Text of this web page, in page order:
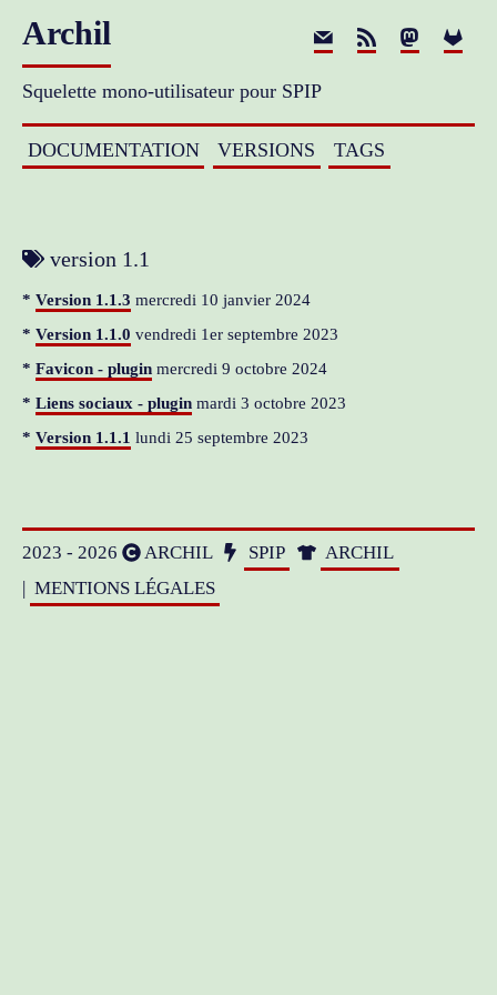
Archil E-mailRSS
Squelette mono-utilisateur pour SPIP
DOCUMENTATION VERSIONS TAGS
version 1.1
Version 1.1.3 mercredi 10 janvier 2024
Version 1.1.0 vendredi 1er septembre 2023
Favicon - plugin mercredi 9 octobre 2024
Liens sociaux - plugin mardi 3 octobre 2023
Version 1.1.1 lundi 25 septembre 2023
2023 - 2026 ARCHIL SPIP
ARCHIL
| MENTIONS LÉGALES